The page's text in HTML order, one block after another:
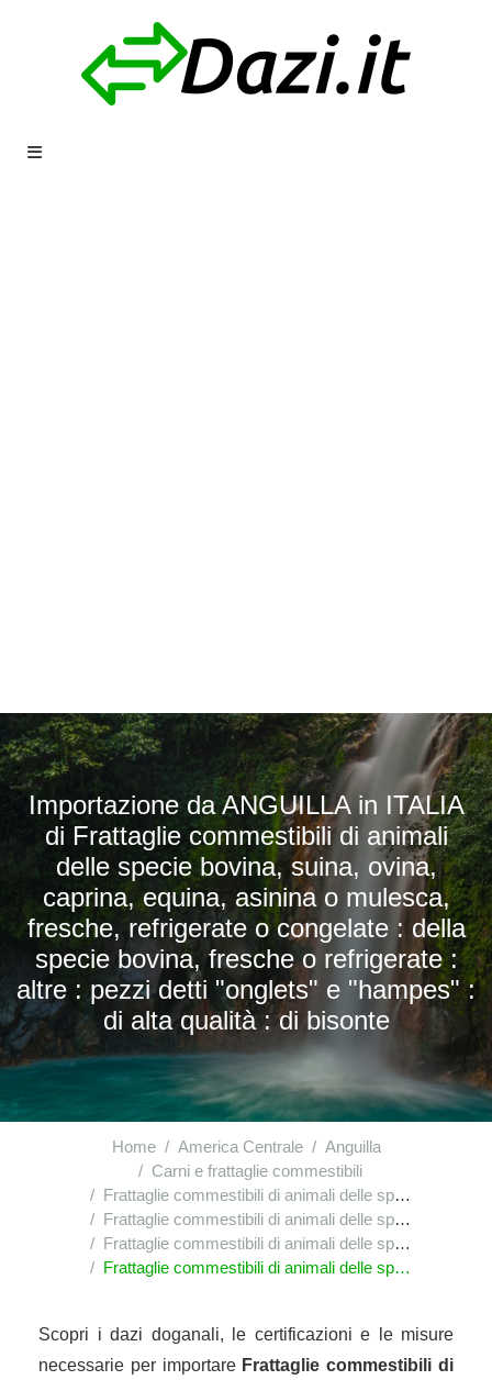
Importazione da ANGUILLA in ITALIA
di Frattaglie commestibili di animali
delle specie bovina, suina, ovina,
caprina, equina, asinina o mulesca,
fresche, refrigerate o congelate : della
specie bovina, fresche o refrigerate :
altre : pezzi detti "onglets" e "hampes" :
di alta qualità : di bisonte
Home America Centrale
Anguilla
Carni e frattaglie commestibili
Frattaglie commestibili di animali delle specie bovina, suina, ovina, caprina, equina, asinina o mulesca, fresche, refrigerate o congelate
Frattaglie commestibili di animali delle specie bovina, suina, ovina, caprina, equina, asinina o mulesca, fresche, refrigerate o congelate : della specie bovina, fresche o refrigerate
Frattaglie commestibili di animali delle specie bovina, suina, ovina, caprina, equina, asinina o mulesca, fresche, refrigerate o congelate : della specie bovina, fresche o refrigerate : altre : pezzi detti "onglets" e "hampes"
Frattaglie commestibili di animali delle specie bovina, suina, ovina, caprina, equina, asinina o mulesca, fresche, refrigerate o congelate : della specie bovina, fresche o refrigerate : altre : pezzi detti "onglets" e "hampes" : di alta qualità : di bisonte
Scopri i dazi doganali, le certificazioni e le misure
necessarie per importare Frattaglie commestibili di